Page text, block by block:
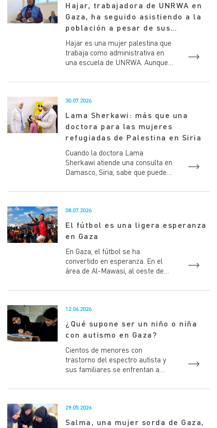
Hajar, trabajadora de UNRWA en
Gaza, ha seguido asistiendo a la
población a pesar de sus
pérdidas
Hajar es una mujer palestina que
trabaja como administrativa en
una escuela de UNRWA. Aunque
puede olvidar el sonido que...
30.07.2026
Lama Sherkawi: más que una
doctora para las mujeres
refugiadas de Palestina en Siria
Cuando la doctora Lama
Sherkawi atiende una consulta en
Damasco, Siria, sabe que puede
cambie la vida de sus pacientes...
08.07.2026
El fútbol es una ligera esperanza
en Gaza
En Gaza, el fútbol se ha
convertido en esperanza. En el
área de Al-Mawasi, al oeste de
campaña se extienden sobre...
12.06.2026
¿Qué supone ser un niño o niña
con autismo en Gaza?
Cientos de menores con
trastorno del espectro autista y
sus familiares se enfrentan a
como la falta de servicios y a...
29.05.2026
Salma, una mujer sorda de Gaza,